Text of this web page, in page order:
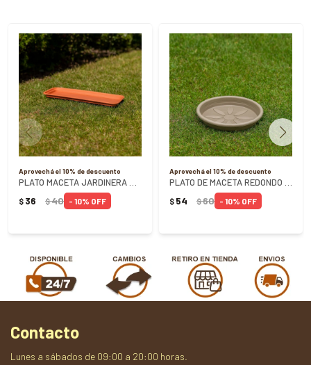
Aprovechá el 10% de descuento
$ 36 $40 10
Aprovechá el 10% de descuento
$ 54 $60 10
Contacto
Lunes a sábados de 09:00 a 20:00 horas.